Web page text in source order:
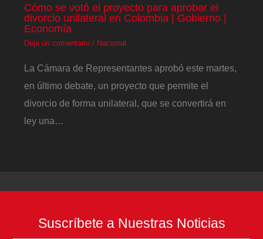
Cómo se votó el proyecto para aprobar el
divorcio unilateral en Colombia | Gobierno |
Economía
Deja un comentario / Nacional
La Cámara de Representantes aprobó este martes,
en último debate, un proyecto que permite el
divorcio de forma unilateral, que se convertirá en
ley una…
Suscríbete a Nuestras Noticias